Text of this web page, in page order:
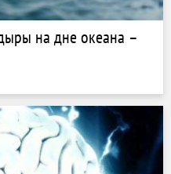
на дне океана –